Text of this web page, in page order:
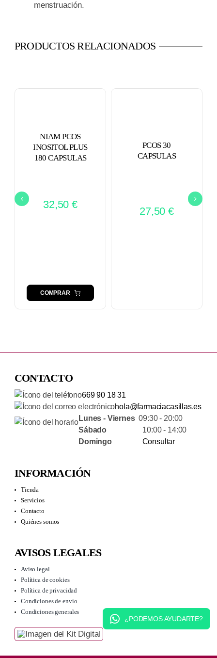
menstruación.
PRODUCTOS RELACIONADOS
NIAM PCOS
INOSITOL PLUS
180 CAPSULAS
32,50 €
COMPRAR
PCOS 30
CAPSULAS
27,50 €
CONTACTO
669 90 18 31
hola@farmaciacasillas.es
Lunes - Viernes09:30 - 20:00
Sábado 10:00 - 14:00
Domingo
Consultar
INFORMACIÓN
Tienda
Servicios
Contacto
Quiénes somos
AVISOS LEGALES
Aviso legal
Política de cookies
Política de privacidad
Condiciones de envío
Condiciones generales
¿PODEMOS AYUDARTE?